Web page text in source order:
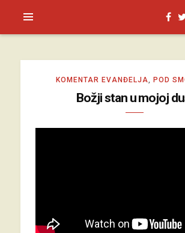
SAGUD.XYZ
KOMENTAR EVANĐELJA, POD
Božji stan u mojoj